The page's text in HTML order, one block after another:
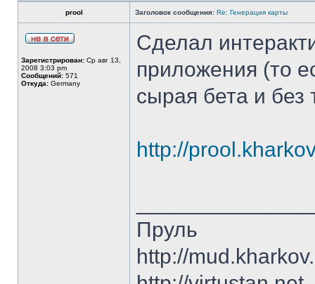
prool Заголовок сообщения: Re: Генерация карты
Зарегистрирован: Ср авг 13,
2008 3:03 pm
Сообщений: 571
Откуда: Germany
Сделал
приложения (то
сырая бета и без
http://
Пруль
http://